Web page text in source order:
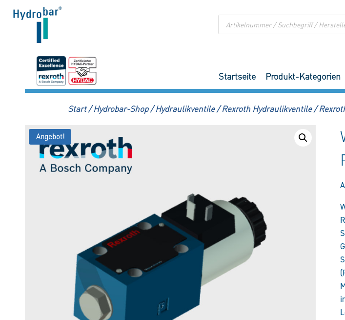
Inhalt
Products
search
Startseite Produkt-Kategorien
Start /Hydrobar-Shop /Hydraulikventile /Rexroth Hydraulikventile /
Angebot!